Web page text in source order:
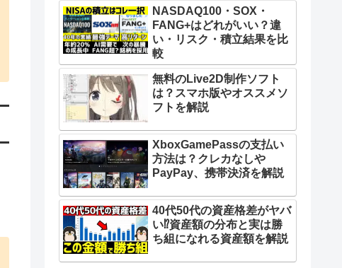
NASDAQ100・SOX・
FANG+はどれがいい？違
い・リスク・積立結果を比
較
無料のLive2D制作ソフト
は？スマホ版やオススメソ
フトを解説
XboxGamePassの支払い
方法は？クレカなしや
PayPay、携帯決済を解説
40代50代の資産格差がヤバ
い⁉︎資産額の分布と実は勝
ち組になれる資産額を解説